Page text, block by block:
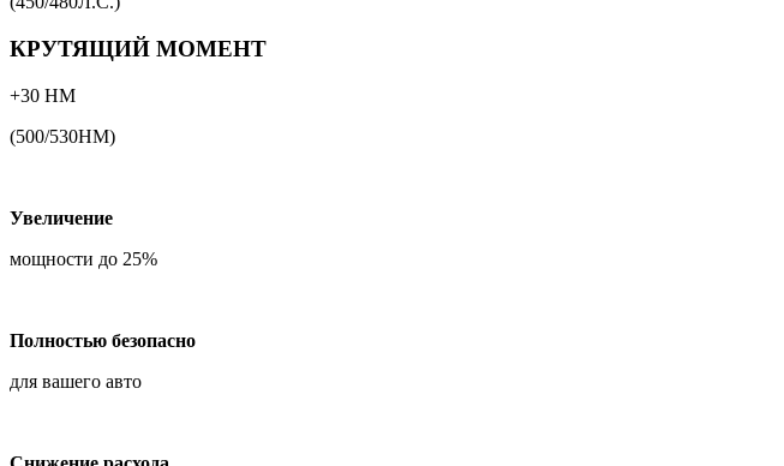
КРУТЯЩИЙ МОМЕНТ
+30 НМ
(500/530НМ)
Увеличение
мощности до 25%
Полностью безопасно
для вашего авто